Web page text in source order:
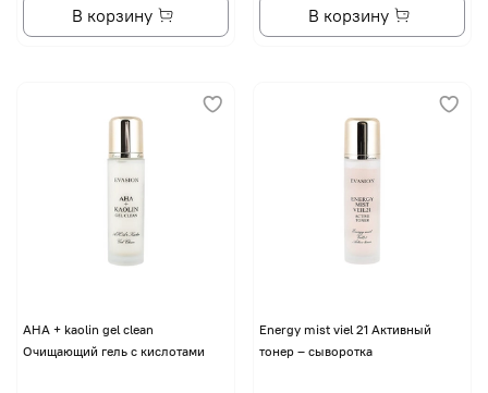
В корзину В корзину
AHA + kaolin gel clean
Очищающий гель с кислотами
Energy mist viel 21 Активный
тонер – сыворотка